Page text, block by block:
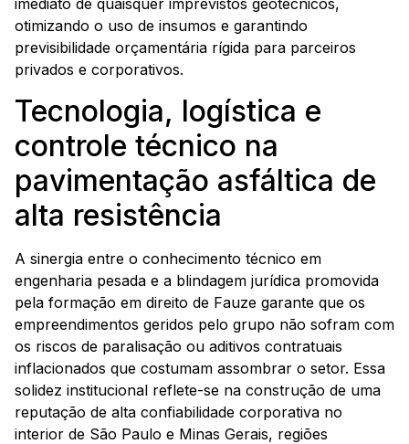
imediato de quaisquer imprevistos geotécnicos,
otimizando o uso de insumos e garantindo
previsibilidade orçamentária rígida para parceiros
privados e corporativos.
Tecnologia, logística e
controle técnico na
pavimentação asfáltica de
alta resistência
A sinergia entre o conhecimento técnico em
engenharia pesada e a blindagem jurídica promovida
pela formação em direito de Fauze garante que os
empreendimentos geridos pelo grupo não sofram com
os riscos de paralisação ou aditivos contratuais
inflacionados que costumam assombrar o setor. Essa
solidez institucional reflete-se na construção de uma
reputação de alta confiabilidade corporativa no
interior de São Paulo e Minas Gerais, regiões